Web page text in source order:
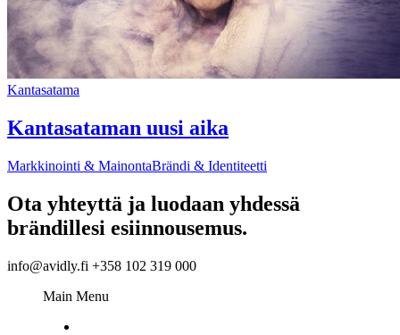
Kantasatama
Kantasataman uusi aika
Markkinointi & MainontaBrändi & Identiteetti
Ota yhteyttä ja luodaan yhdessä
brändillesi esiinnousemus.
info@avidly.fi +358 102 319 000
Main Menu